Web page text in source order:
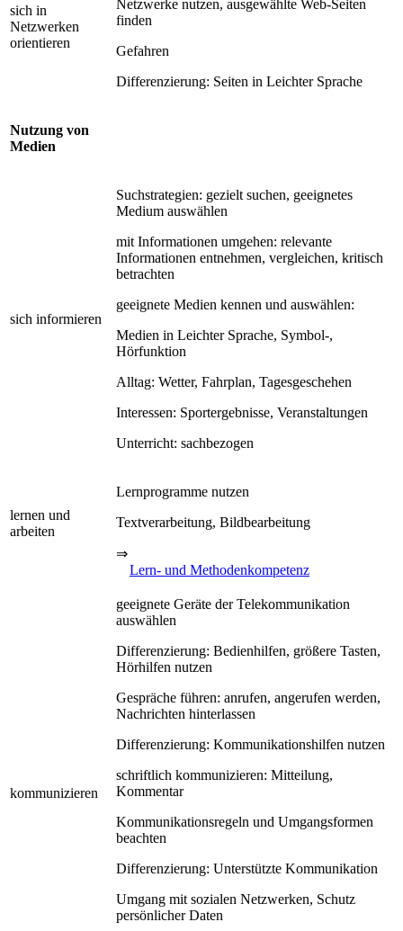
sich in
Netzwerken
orientieren
Netzwerke nutzen, ausgewählte Web-Seiten
finden
Gefahren
Differenzierung: Seiten in Leichter Sprache
Nutzung von
Medien
sich informieren
Suchstrategien: gezielt suchen, geeignetes
Medium auswählen
mit Informationen umgehen: relevante
Informationen entnehmen, vergleichen, kritisch
betrachten
geeignete Medien kennen und auswählen:
Medien in Leichter Sprache, Symbol-,
Hörfunktion
Alltag: Wetter, Fahrplan, Tagesgeschehen
Interessen: Sportergebnisse, Veranstaltungen
Unterricht: sachbezogen
lernen und
arbeiten
Lernprogramme nutzen
Textverarbeitung, Bildbearbeitung
⇒
Lern- und Methodenkompetenz
kommunizieren
geeignete Geräte der Telekommunikation
auswählen
Differenzierung: Bedienhilfen, größere Tasten,
Hörhilfen nutzen
Gespräche führen: anrufen, angerufen werden,
Nachrichten hinterlassen
Differenzierung: Kommunikationshilfen nutzen
schriftlich kommunizieren: Mitteilung,
Kommentar
Kommunikationsregeln und Umgangsformen
beachten
Differenzierung: Unterstützte Kommunikation
Umgang mit sozialen Netzwerken, Schutz
persönlicher Daten